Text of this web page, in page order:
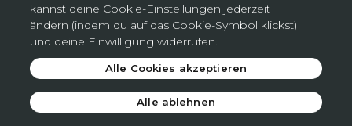
Slowakei (EUR €)
Tschechien (CZK Kč)
© 2026 - Avon.
kannst deine Cookie-Einstellungen jederzeit
ändern (indem du auf das Cookie-Symbol klickst)
und deine Einwilligung widerrufen.
Alle ablehnen
Alle Cookies akzeptieren